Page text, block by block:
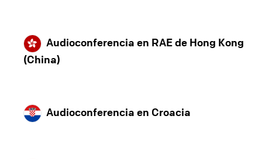
Audioconferencia en RAE de Hong Kong
(China)
Audioconferencia en Croacia